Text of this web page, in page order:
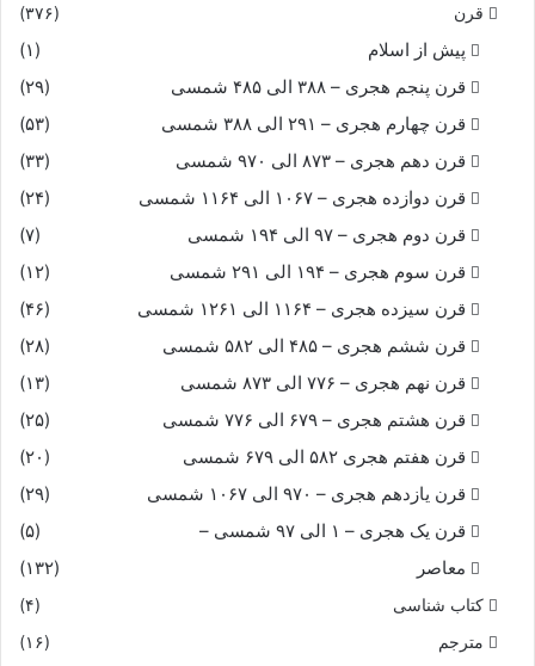
قرن
(۳۷۶)
پیش از اسلام
(۱)
قرن پنجم هجری – ۳۸۸ الی ۴۸۵ شمسی
(۲۹)
قرن چهارم هجری – ۲۹۱ الی ۳۸۸ شمسی
(۵۳)
قرن دهم هجری – ۸۷۳ الی ۹۷۰ شمسی
(۳۳)
قرن دوازده هجری – ۱۰۶۷ الی ۱۱۶۴ شمسی
(۲۴)
قرن دوم هجری – ۹۷ الی ۱۹۴ شمسی
(۷)
قرن سوم هجری – ۱۹۴ الی ۲۹۱ شمسی
(۱۲)
قرن سیزده هجری – ۱۱۶۴ الی ۱۲۶۱ شمسی
(۴۶)
قرن ششم هجری – ۴۸۵ الی ۵۸۲ شمسی
(۲۸)
قرن نهم هجری – ۷۷۶ الی ۸۷۳ شمسی
(۱۳)
قرن هشتم هجری – ۶۷۹ الی ۷۷۶ شمسی
(۲۵)
قرن هفتم هجری ۵۸۲ الی ۶۷۹ شمسی
(۲۰)
قرن یازدهم هجری – ۹۷۰ الی ۱۰۶۷ شمسی
(۲۹)
قرن یک هجری – ۱ الی ۹۷ شمسی –
(۵)
معاصر
(۱۳۲)
کتاب شناسی
(۴)
مترجم
(۱۶)